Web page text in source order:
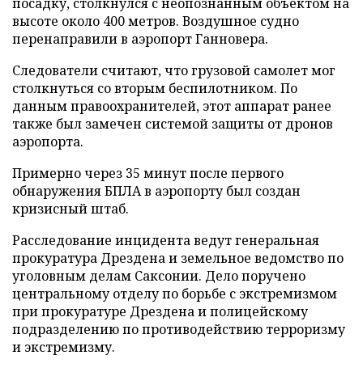
высоте около 400 метров. Воздушное судно
перенаправили в аэропорт Ганновера.
Следователи считают, что грузовой самолет мог
столкнуться со вторым беспилотником. По
данным правоохранителей, этот аппарат ранее
также был замечен системой защиты от дронов
аэропорта.
Примерно через 35 минут после первого
обнаружения БПЛА в аэропорту был создан
кризисный штаб.
Расследование инцидента ведут генеральная
прокуратура Дрездена и земельное ведомство по
уголовным делам Саксонии. Дело поручено
центральному отделу по борьбе с экстремизмом
при прокуратуре Дрездена и полицейскому
подразделению по противодействию терроризму
и экстремизму.